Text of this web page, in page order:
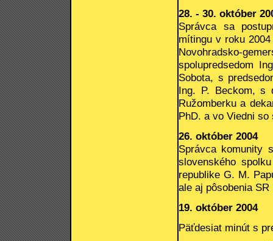
28. - 30. október
Správca sa
mítingu v roku
Novohradsko-
spolupredsedom
Sobota, s
Ing. P. Beckom, s
Ružomberku a
PhD. a vo Viedni so
26. október 2004
Správca komunity
slovenského
republike G. M.
ale aj pôsobenia
19. október 2004
Päťdesiat minút s